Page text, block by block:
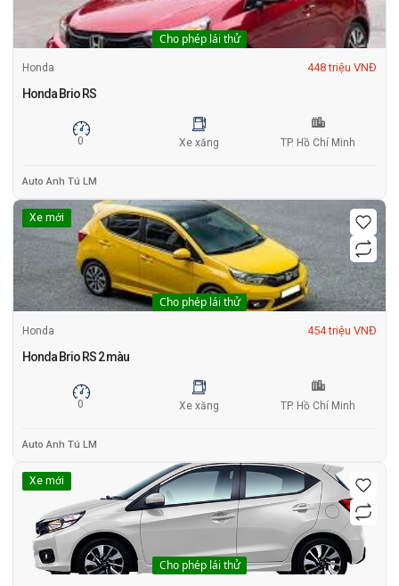
Cho phép lái thử
Honda 448 triệu VNĐ
Honda Brio RS
0 Xe xăng TP. Hồ Chí Minh
Auto Anh Tú LM
Xe mới
Cho phép lái thử
Honda 454 triệu VNĐ
Honda Brio RS 2 màu
0 Xe xăng TP. Hồ Chí Minh
Auto Anh Tú LM
Xe mới
Cho phép lái thử